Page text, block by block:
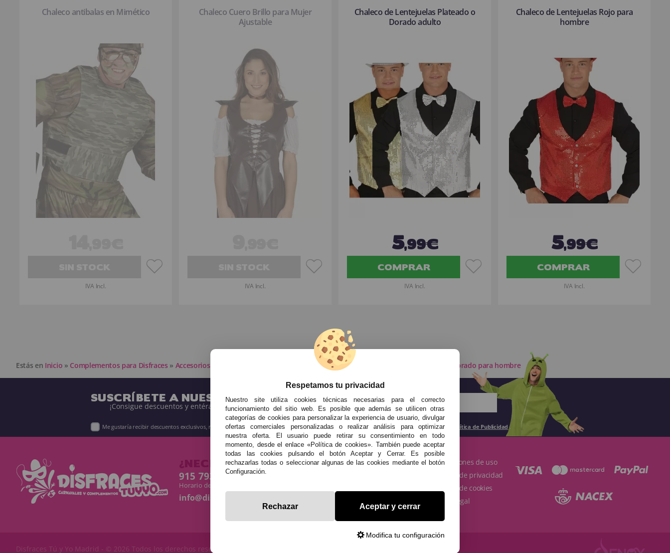
Chaleco antibalas en Mimético
IVA Incl.
Chaleco Cuero Brillo para Mujer
Ajustable
IVA Incl.
Chaleco de Lentejuelas Plateado o
Dorado adulto
5,99€
COMPRAR
IVA Incl.
Chaleco de Lentejuelas Rojo para
hombre
5,99€
COMPRAR
IVA Incl.
Estás en Inicio » Complementos para Disfraces » Accesorios Textiles para Disfraces Chalecos para Disfraces Chaleco de lentejuelas dorado para hombre
SUSCRÍBETE A NUESTRA NEWSLETTER
¡Consigue descuentos y entérate de todo antes que nadie!
Me gustaría recibir descuentos exclusivos, novedades y tendencias por e-mail. Puedo darme de baja cuando quiera según lo recogido en la Política de Publicidad .
¿NECESITAS AYUDA?
915 793 695
Horario de Lunes a Sábados de 10 a 14h y de 17 a 20h
info@disfracestuyyo.com
· Quiénes somos
· Condiciones de uso
· Política de privacidad
· Política de cookies
· Aviso Legal
Disfraces Tú y Yo Madrid - © 2026 Todos los derechos reservados
Respetamos tu privacidad
Nuestro site utiliza cookies técnicas necesarias para el correcto
funcionamiento del sitio web. Es posible que además se utilicen otras
categorías de cookies para personalizar la experiencia de usuario, divulgar
ofertas comerciales personalizadas o realizar análisis para optimizar
nuestra oferta. El usuario puede retirar su consentimiento en todo
momento, desde el enlace «Política de cookies». También puede aceptar
todas las cookies pulsando el botón Aceptar y Cerrar. Es posible
rechazarlas todas o seleccionar algunas de las cookies mediante el botón
Configuración.
Rechazar Aceptar y cerrar
Modifica tu configuración